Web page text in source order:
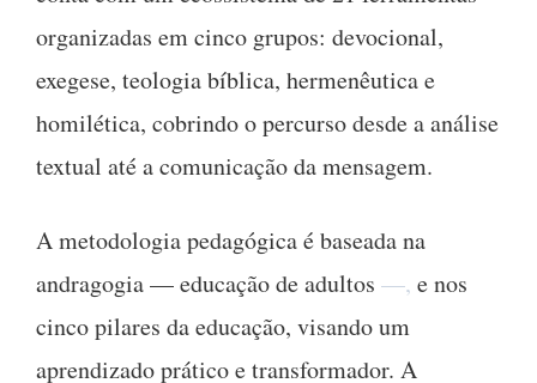
organizadas em cinco grupos: devocional,
exegese, teologia bíblica, hermenêutica e
homilética, cobrindo o percurso desde a análise
textual até a comunicação da mensagem.
A metodologia pedagógica é baseada na
andragogia — educação de adultos —, e nos
cinco pilares da educação, visando um
aprendizado prático e transformador. A